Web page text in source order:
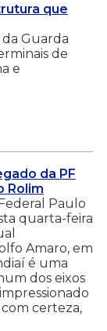
que
Guarda
de
e
da PF
Rolim
Paulo
quarta-feira
Amaro, em
é uma
dos eixos
certeza,